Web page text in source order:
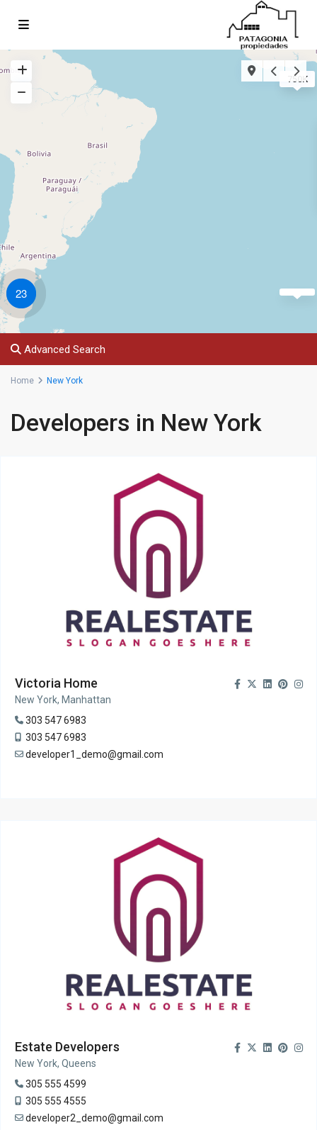
23
750K
Advanced Search
Home New York
Developers in New York
Victoria Home
New York, Manhattan
303 547 6983
303 547 6983
developer1_demo@gmail.com
Estate Developers
New York, Queens
305 555 4599
305 555 4555
developer2_demo@gmail.com